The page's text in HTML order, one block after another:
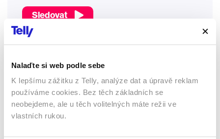
Nalaďte si web podle sebe
K lepšímu zážitku z Telly, analýze dat a úpravě reklam
používáme cookies. Bez těch základních se
neobejdeme, ale u těch volitelných máte režii ve
vlastních rukou.
Sledovat
Ligue 1: Příběh sezóny 2025/26 (1)
Pátek 7.8.2026
Sledovat